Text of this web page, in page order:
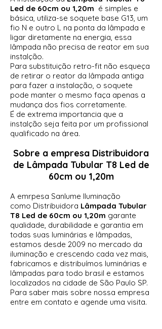
Led de 60cm ou 1,20m é simples e
básica, utiliza-se soquete base G13, um
fio N e outro L na ponta da lâmpada e
ligar diretamente na energia, essa
lâmpada não precisa de reator em sua
instalção.
Para substituição retro-fit não esqueça
de retirar o reator da lâmpada antiga
para fazer a instalação, o soquete
pode manter o mesmo faça apenas a
mudança dos fios corretamente.
É de extrema importancia que a
instalção seja feita por um profissional
qualificado na área.
Sobre a empresa Distribuidora
de Lâmpada Tubular T8 Led de
60cm ou 1,20m
A emrpesa Sanlume Iluminação
como Distribuidora Lâmpada Tubular
T8 Led de 60cm ou 1,20m garante
qualidade, durabilidade e garantia em
todas suas luminárias e lâmpadas,
estamos desde 2009 no mercado da
iluminação e crescendo cada vez mais,
fabricamos e distribuímos luminárias e
lâmpadas para todo brasil e estamos
localizados na cidade de São Paulo SP.
Para saber mais sobre nossa empresa
entre em contato e agende uma visita.